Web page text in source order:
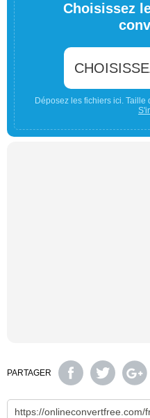
Choisissez
Déposez les fichiers ici.
PARTAGER